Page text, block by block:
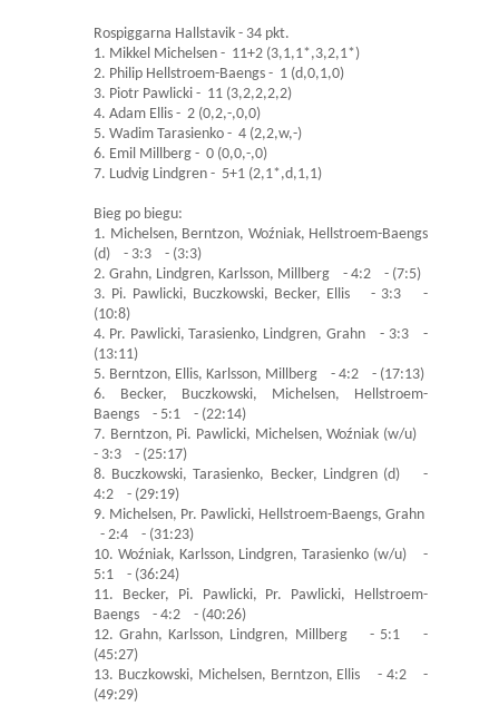
Rospiggarna Hallstavik - 34 pkt.
1. Mikkel Michelsen - 11+2 (3,1,1*,3,2,1*)
2. Philip Hellstroem-Baengs - 1 (d,0,1,0)
3. Piotr Pawlicki - 11 (3,2,2,2,2)
4. Adam Ellis - 2 (0,2,-,0,0)
5. Wadim Tarasienko - 4 (2,2,w,-)
6. Emil Millberg - 0 (0,0,-,0)
7. Ludvig Lindgren - 5+1 (2,1*,d,1,1)
Bieg po biegu:
1. Michelsen, Berntzon, Woźniak, Hellstroem-Baengs
(d) - 3:3 - (3:3)
2. Grahn, Lindgren, Karlsson, Millberg - 4:2 - (7:5)
3. Pi. Pawlicki, Buczkowski, Becker, Ellis - 3:3 -
(10:8)
4. Pr. Pawlicki, Tarasienko, Lindgren, Grahn - 3:3 -
(13:11)
5. Berntzon, Ellis, Karlsson, Millberg - 4:2 - (17:13)
6. Becker, Buczkowski, Michelsen, Hellstroem-
Baengs - 5:1 - (22:14)
7. Berntzon, Pi. Pawlicki, Michelsen, Woźniak (w/u)
- 3:3 - (25:17)
8. Buczkowski, Tarasienko, Becker, Lindgren (d) -
4:2 - (29:19)
9. Michelsen, Pr. Pawlicki, Hellstroem-Baengs, Grahn
- 2:4 - (31:23)
10. Woźniak, Karlsson, Lindgren, Tarasienko (w/u) -
5:1 - (36:24)
11. Becker, Pi. Pawlicki, Pr. Pawlicki, Hellstroem-
Baengs - 4:2 - (40:26)
12. Grahn, Karlsson, Lindgren, Millberg - 5:1 -
(45:27)
13. Buczkowski, Michelsen, Berntzon, Ellis - 4:2 -
(49:29)